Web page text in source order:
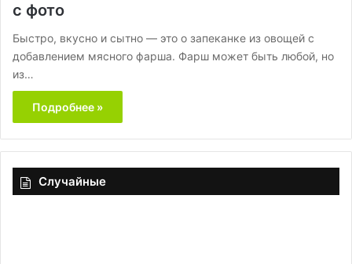
с фото
Быстро, вкусно и сытно — это о запеканке из овощей с
добавлением мясного фарша. Фарш может быть любой, но
из…
Подробнее »
Случайные